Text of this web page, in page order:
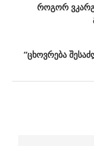
როგორ
“ცხოვრება